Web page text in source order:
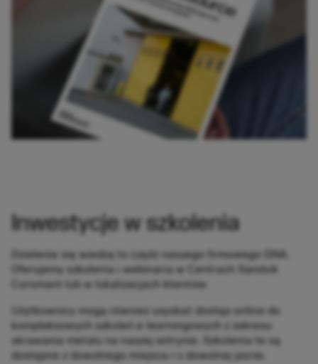
Inwestycje w szkolenia
Dzielenie się wiedzą to część naszego firmowego DNA.
Oferujemy szkolenia i webinaria w Centrach Sandvik
Coromant lub w lokalizacjach klientów
Użytkownicy mogą również uzyskać dostęp online do
kompleksowych szkoleń e-learningowych z zakresu
skrawania metalu na naszej witrynie. Szkolenia te są
dostępne z dowolnego miejsca i o dowolnej porze.​